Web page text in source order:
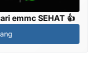
emmc SEHAT 👍